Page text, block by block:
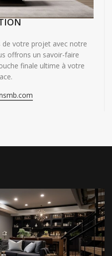
de votre projet avec notre
offrons un savoir-faire
finale ultime à votre